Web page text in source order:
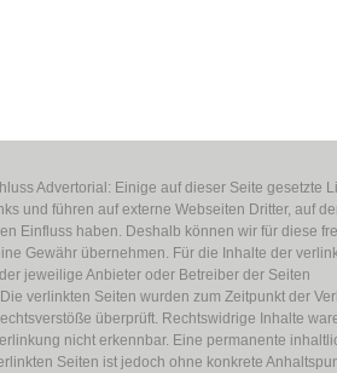
Advertorial: Einige auf dieser Seite gesetzte
und führen auf externe Webseiten Dritter, auf
Einfluss haben. Deshalb können wir für diese
Gewähr übernehmen. Für die Inhalte der
jeweilige Anbieter oder Betreiber der Seiten
verlinkten Seiten wurden zum Zeitpunkt der
überprüft. Rechtswidrige Inhalte
nicht erkennbar. Eine permanente
Seiten ist jedoch ohne konkrete